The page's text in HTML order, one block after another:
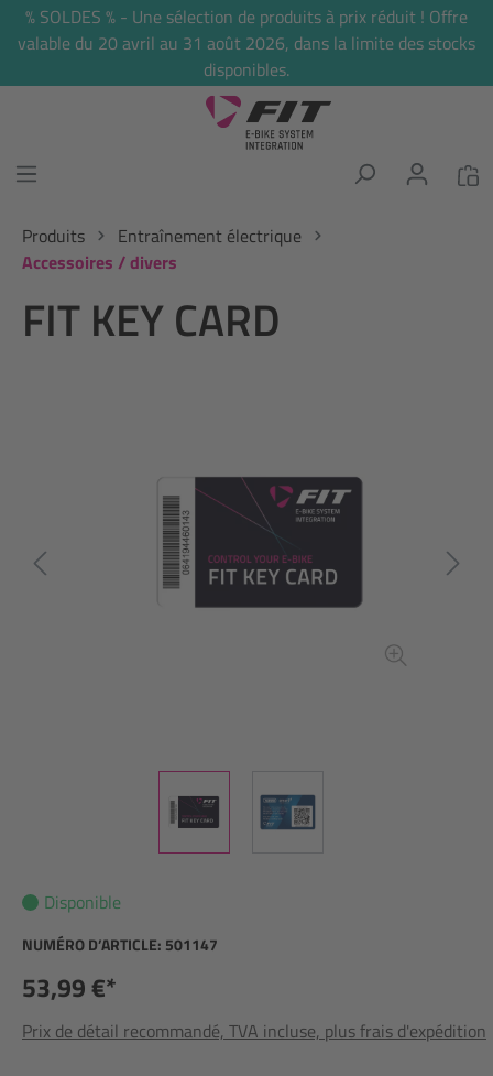
principal
% SOLDES % - Une sélection de produits à prix réduit ! Offre
valable du 20 avril au 31 août 2026, dans la limite des stocks
disponibles.
Produits
Entraînement électrique
Accessoires / divers
FIT KEY CARD
Disponible
NUMÉRO D’ARTICLE: 501147
53,99 €*
Prix de détail recommandé, TVA incluse, plus frais d'expédition